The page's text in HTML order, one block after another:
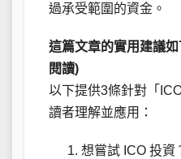
過承受範圍的資金。
這篇文章的實用建議
閱讀)
以下提供3條針對「
讀者理解並應用：
想嘗試 ICO 投資